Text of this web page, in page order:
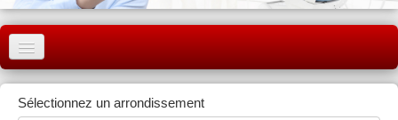
ACCUEIL
MONTRÉAL
Sélectionnez un arrondissement